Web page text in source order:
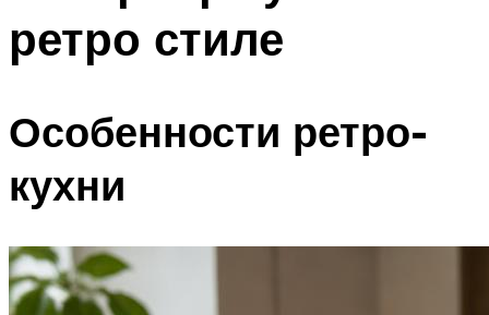
ретро стиле
Особенности ретро-
кухни